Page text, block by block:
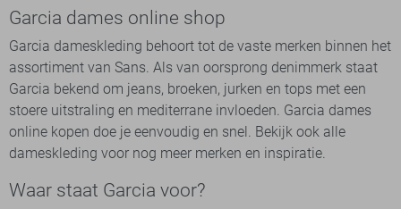
Garcia dames online shop
Garcia dameskleding behoort tot de vaste merken binnen het
assortiment van Sans. Als van oorsprong denimmerk staat
Garcia bekend om jeans, broeken, jurken en tops met een
stoere uitstraling en mediterrane invloeden. Garcia dames
online kopen doe je eenvoudig en snel. Bekijk ook alle
dameskleding voor nog meer merken en inspiratie.
Waar staat Garcia voor?